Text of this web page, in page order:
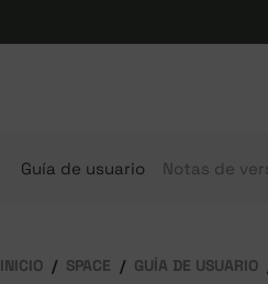
Guía de usuario Notas de
INICIO SPACE GUÍA DE USUARIO